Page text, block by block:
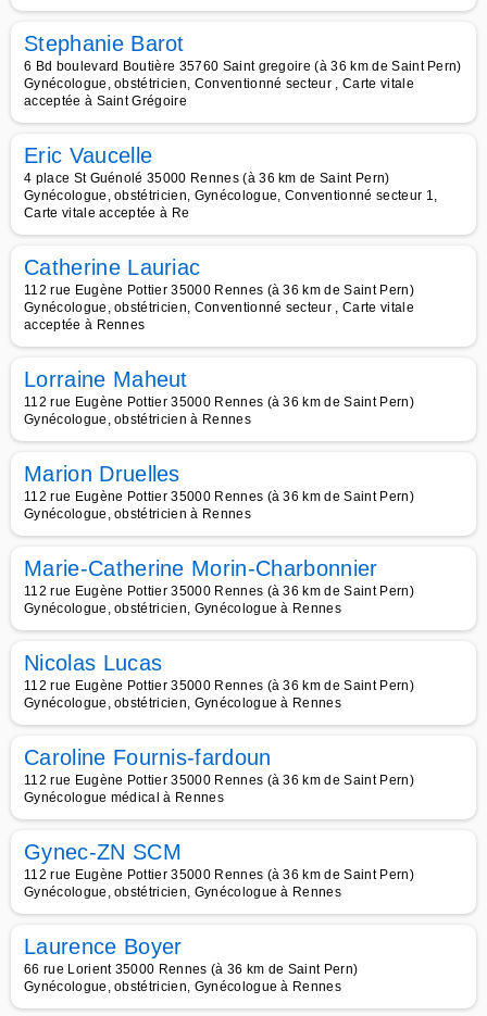
Stephanie Barot
6 Bd boulevard Boutière 35760 Saint gregoire (à 36 km de Saint Pern)
Gynécologue, obstétricien, Conventionné secteur , Carte vitale
acceptée à Saint Grégoire
Eric Vaucelle
4 place St Guénolé 35000 Rennes (à 36 km de Saint Pern)
Gynécologue, obstétricien, Gynécologue, Conventionné secteur 1,
Carte vitale acceptée à Re
Catherine Lauriac
112 rue Eugène Pottier 35000 Rennes (à 36 km de Saint Pern)
Gynécologue, obstétricien, Conventionné secteur , Carte vitale
acceptée à Rennes
Lorraine Maheut
112 rue Eugène Pottier 35000 Rennes (à 36 km de Saint Pern)
Gynécologue, obstétricien à Rennes
Marion Druelles
112 rue Eugène Pottier 35000 Rennes (à 36 km de Saint Pern)
Gynécologue, obstétricien à Rennes
Marie-Catherine Morin-Charbonnier
112 rue Eugène Pottier 35000 Rennes (à 36 km de Saint Pern)
Gynécologue, obstétricien, Gynécologue à Rennes
Nicolas Lucas
112 rue Eugène Pottier 35000 Rennes (à 36 km de Saint Pern)
Gynécologue, obstétricien, Gynécologue à Rennes
Caroline Fournis-fardoun
112 rue Eugène Pottier 35000 Rennes (à 36 km de Saint Pern)
Gynécologue médical à Rennes
Gynec-ZN SCM
112 rue Eugène Pottier 35000 Rennes (à 36 km de Saint Pern)
Gynécologue, obstétricien, Gynécologue à Rennes
Laurence Boyer
66 rue Lorient 35000 Rennes (à 36 km de Saint Pern)
Gynécologue, obstétricien, Gynécologue à Rennes